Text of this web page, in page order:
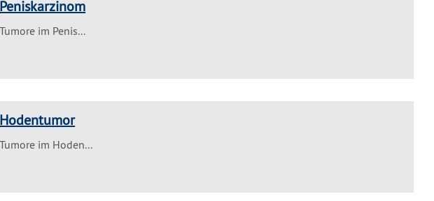
Peniskarzinom
Tumore im Penis...
Hodentumor
Tumore im Hoden...